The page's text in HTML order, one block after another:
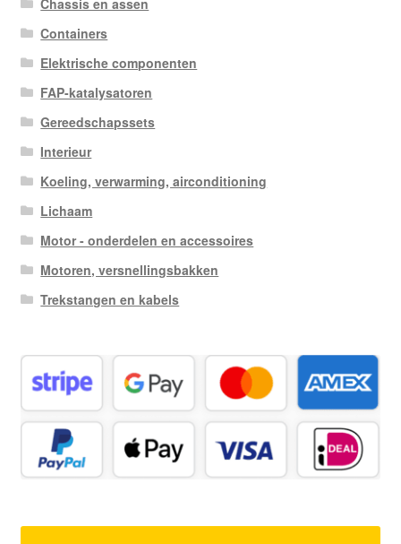
Chassis en assen
Containers
Elektrische componenten
FAP-katalysatoren
Gereedschapssets
Interieur
Koeling, verwarming, airconditioning
Lichaam
Motor - onderdelen en accessoires
Motoren, versnellingsbakken
Trekstangen en kabels